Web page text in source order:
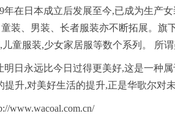
年在日本成立后发展至今,已成为生产
装、男装、长者服装亦不断拓展。旗
童服装,少女家居服等数个系列。 所谓
明日永远比今日过得更美好,这是一种属
提升,对美好生活的提升,正是华歌尔对
www.wacoal.com.cn/